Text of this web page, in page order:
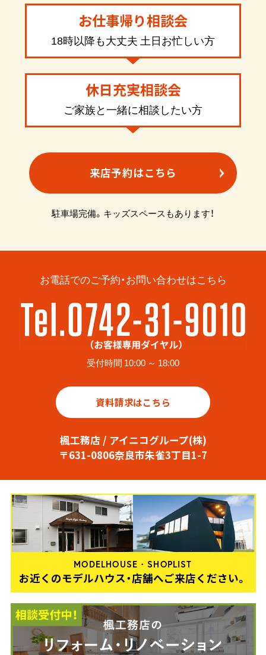
お仕事帰り相談会
18時以降も大丈夫 土日お忙しい方
休日充実相談会
ご家族と一緒に相談したい方
来店予約はこちら
駐車場完備。キッズスペースもあります！
お電話でのご予約・お問い合わせはこちら
受付時間 10:00 ～ 18:00
資料請求はこちら
楓工務店 / アイニコグループ(株)
〒631-0806奈良市朱雀3丁目1-7
MODELHOUSE・SHOPLIST
お近くのモデルハウス・店舗へご来店ください。